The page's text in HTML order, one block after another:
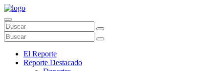
El Reporte
Reporte Destacado